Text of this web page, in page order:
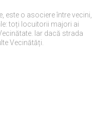
este o asociere între vecini,
toți locuitorii majori ai
Iar dacă strada
Vecinătăți.